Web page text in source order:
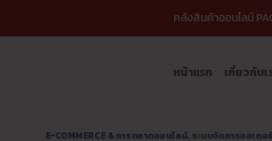
คลังสินค้าออนไลน์
หน้าแรก เกี่ยวกับเ
E-COMMERCE & การตลาดออนไลน์,ระบบจัดการออเดอ